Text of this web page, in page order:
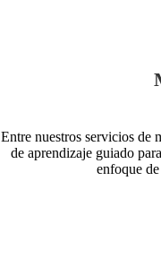
Entre nuestros servicios de
de aprendizaje guiado
enfoque